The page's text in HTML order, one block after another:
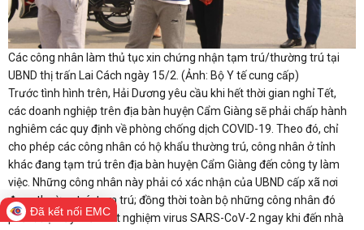
Các công nhân làm thủ tục xin chứng nhận tạm trú/thường trú tại
UBND thị trấn Lai Cách ngày 15/2. (Ảnh: Bộ Y tế cung cấp)
Trước tình hình trên, Hải Dương yêu cầu khi hết thời gian nghỉ Tết,
các doanh nghiệp trên địa bàn huyện Cẩm Giàng sẽ phải chấp hành
nghiêm các quy định về phòng chống dịch COVID-19. Theo đó, chỉ
cho phép các công nhân có hộ khẩu thường trú, công nhân ở tỉnh
khác đang tạm trú trên địa bàn huyện Cẩm Giàng đến công ty làm
việc. Những công nhân này phải có xác nhận của UBND cấp xã nơi
đang thường trú, tạm trú; đồng thời toàn bộ những công nhân đó
phải được lấy mẫu xét nghiệm virus SARS-CoV-2 ngay khi đến nhà
Đã kết nối EMC